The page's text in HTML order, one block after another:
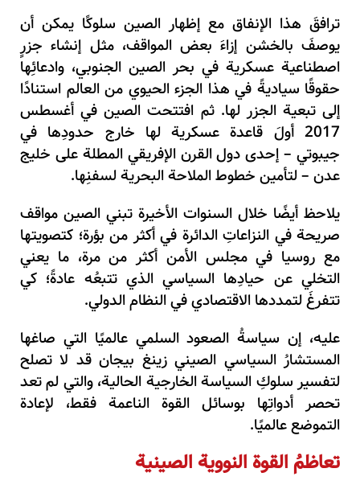
ترافقَ هذا الإنفاق مع إظهار الصين سلوكًا يمكن أن
يوصفَ بالخشن إزاءَ بعض المواقف، مثل إنشاء جزرٍ
اصطناعية عسكرية في بحر الصين الجنوبي، وادعائِها
حقوقًا سياديةً في هذا الجزء الحيوي من العالم استنادًا
إلى تبعية الجزر لها. ثم افتتحت الصين في أغسطس
2017 أولَ قاعدة عسكرية لها خارج حدودِها في
جيبوتي – إحدى دول القرن الإفريقي المطلة على خليج
عدن – لتأمين خطوط الملاحة البحرية لسفنِها.
يلاحظ أيضًا خلال السنوات الأخيرة تبني الصين مواقف
صريحة في النزاعاتِ الدائرة في أكثر من بؤرة؛ كتصويتها
مع روسيا في مجلس الأمن أكثر من مرة، ما يعني
التخلي عن حيادِها السياسي الذي تتبعُه عادةً؛ كي
تتفرغَ لتمددها الاقتصادي في النظام الدولي.
عليه، إن سياسةُ الصعود السلمي عالميًا التي صاغها
المستشارُ السياسي الصيني زينغ بيجان قد لا تصلح
لتفسير سلوكِ السياسة الخارجية الحالية، والتي لم تعد
تحصر أدواتِها بوسائل القوة الناعمة فقط، لإعادة
التموضع عالميًا.
تعاظمُ القوة النووية الصينية